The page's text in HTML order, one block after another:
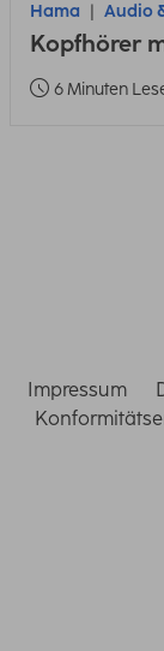
Hama Audio
Kopfhörer
6 Minuten
Impressum